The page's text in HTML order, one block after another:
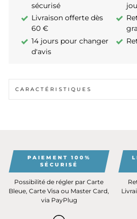
sécurisé
Livraison offerte dès
60 €
14 jours pour changer
d'avis
CARACTÉRISTIQUES
PAIEMENT 100%
SÉCURISÉ
Possibilité de régler par Carte
Bleue, Carte Visa ou Master Card,
via PayPlug